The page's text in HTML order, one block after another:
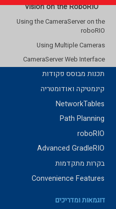
Vision on the RoboRIO
Using the CameraServer on the
roboRIO
Using Multiple Cameras
CameraServer Web Interface
תכנות מבוסס פקודות
קינמטיקה ואודומטריה
NetworkTables
Path Planning
roboRIO
Advanced GradleRIO
בקרות מתקדמות
Convenience Features
דוגמאות ומדריכים